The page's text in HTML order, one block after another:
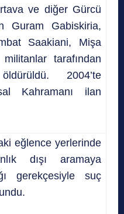
ve diğer Gürcü
Guram Gabiskiria,
Saakiani, Mişa
tarafından
2004’te
Kahramanı ilan
eğlence yerlerinde
dışı aramaya
gerekçesiyle suç